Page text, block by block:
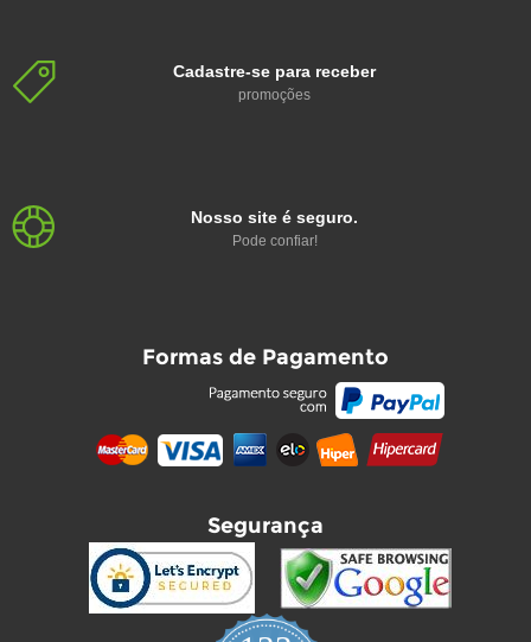
Cadastre-se para receber
promoções
Nosso site é seguro.
Pode confiar!
Formas de Pagamento
Segurança